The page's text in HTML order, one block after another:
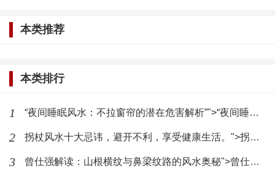
2、定期清理
鸽子可能停留的区域附近，以防止不良气息进入室
内。
本类推荐
本类排行
1 “夜间睡眠风水：不拉窗帘的潜在危害解析”">“夜间睡眠风水：不拉窗帘的潜在危害解析”
2 拐杖风水十大忌讳，避开不利，享受健康生活。">拐杖风水十大忌讳，避开不利，享受健康生活。
3 曾仕强解读：山根横纹与鼻梁纹路的风水奥秘">曾仕强解读：山根横纹与鼻梁纹路的风水奥秘